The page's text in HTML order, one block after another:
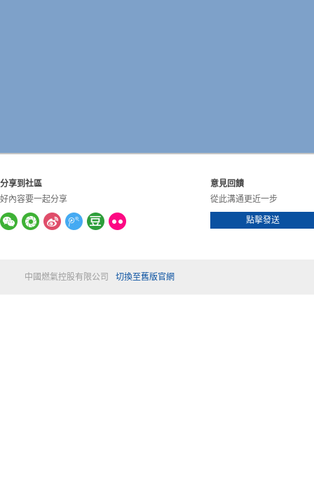
分享到社區
好內容要一起分享
意見回饋
從此溝通更近一步
點擊發送
中國燃氣控股有限公司 切換至舊版官網